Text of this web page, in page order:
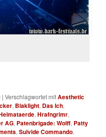
|Verschlagwortet mitAesthetic
, Blaklight, Das Ich,
,Hrafngrimr,
AG, Patenbrigade: Wolff, Patty
,Suivide Commando,